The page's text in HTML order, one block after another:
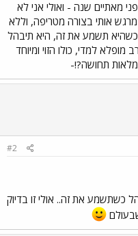
מאתיים שנה - ואולי אני לא
אותי בצורה מטריפה, וללא
תשמע את זה, היא תיבהל
למדי, כולו הזוי ומיוחד
תחושה?!-
#2
כשתשמע את זה.. אולי זו בדיוק